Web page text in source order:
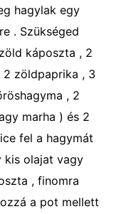
hagylak egy
. Szükséged
káposzta , 2
zöldpaprika , 3
, 2
marha ) és 2
fel a hagymát
kis olajat vagy
, finomra
a pot mellett